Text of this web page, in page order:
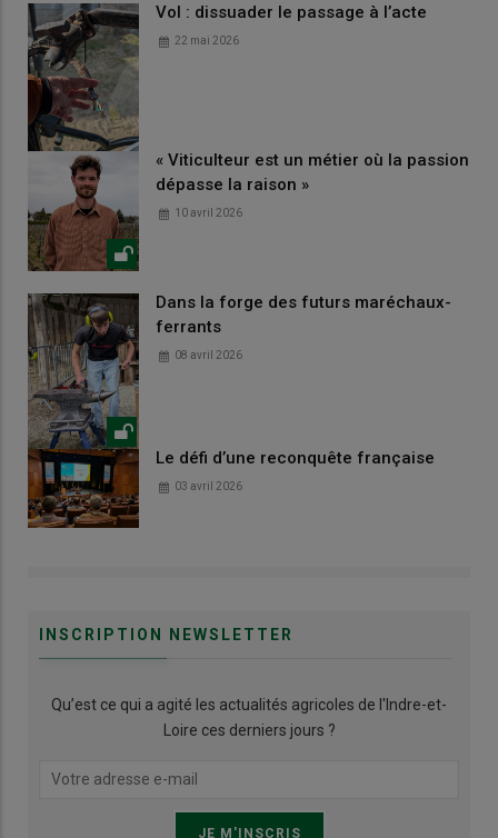
Vol : dissuader le passage à l’acte
22 mai 2026
« Viticulteur est un métier où la passion
dépasse la raison »
10 avril 2026
Dans la forge des futurs maréchaux-
ferrants
08 avril 2026
Le défi d’une reconquête française
03 avril 2026
INSCRIPTION NEWSLETTER
Qu’est ce qui a agité les actualités agricoles de l'Indre-et-
Loire ces derniers jours ?